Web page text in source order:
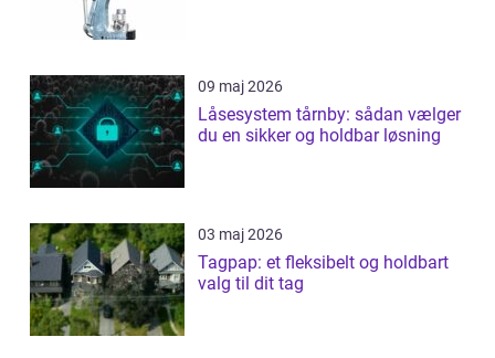
09 maj 2026
Låsesystem tårnby: sådan vælger
du en sikker og holdbar løsning
03 maj 2026
Tagpap: et fleksibelt og holdbart
valg til dit tag